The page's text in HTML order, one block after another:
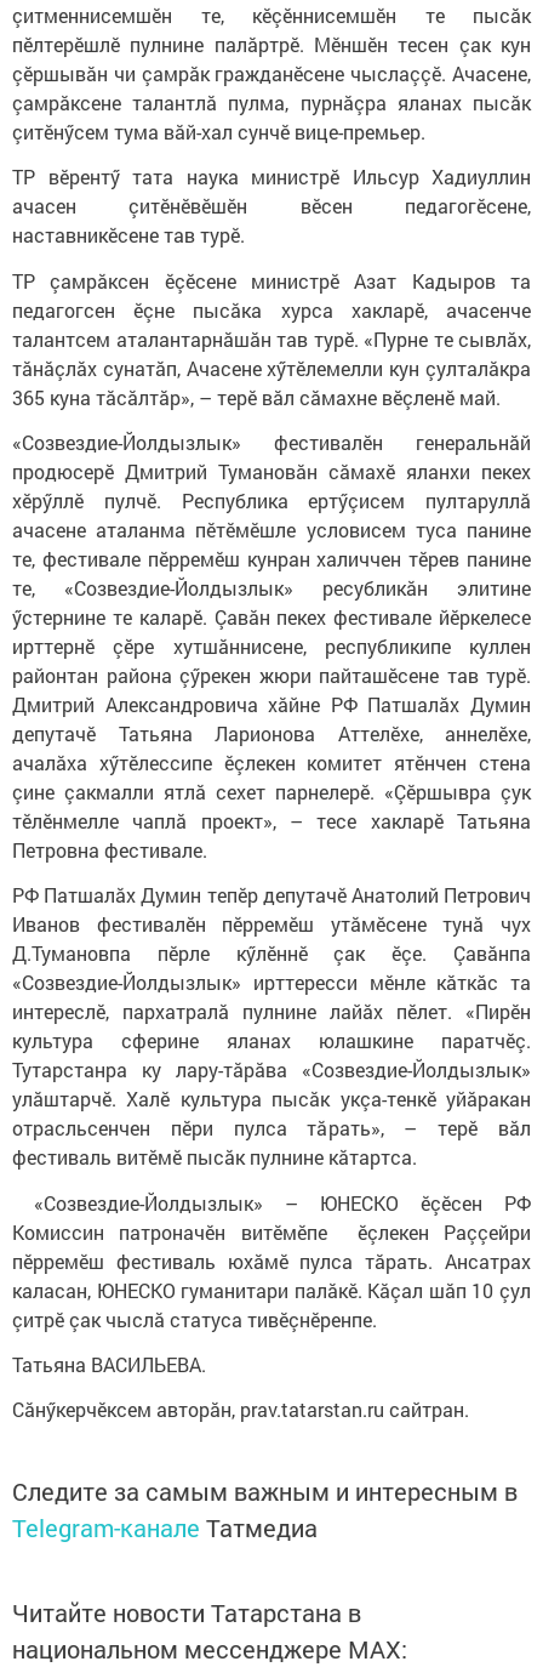
çитменнисемшӗн те, кӗçӗннисемшӗн те пысăк
пӗлтерӗшлӗ пулнине палăртрӗ. Мӗншӗн тесен çак кун
çӗршывăн чи çамрăк гражданӗсене чыслаççӗ. Ачасене,
çамрăксене талантлă пулма, пурнăçра яланах пысăк
çитӗнӳсем тума вăй-хал сунчӗ вице-премьер.
ТР вӗрентӳ тата наука министрӗ Ильсур Хадиуллин
ачасен çитӗнӗвӗшӗн вӗсен педагогӗсене,
наставникӗсене тав турӗ.
ТР çамрăксен ӗçӗсене министрӗ Азат Кадыров та
педагогсен ӗçне пысăка хурса хакларӗ, ачасенче
талантсем аталантарнăшăн тав турӗ. «Пурне те сывлăх,
тăнăçлăх сунатăп, Ачасене хӳтӗлемелли кун çулталăкра
365 куна тăсăлтăр», – терӗ вăл сăмахне вӗçленӗ май.
«Созвездие-Йолдызлык» фестивалӗн генеральнăй
продюсерӗ Дмитрий Тумановăн сăмахӗ яланхи пекех
хӗрӳллӗ пулчӗ. Республика ертӳçисем пултаруллă
ачасене аталанма пӗтӗмӗшле условисем туса панине
те, фестивале пӗрремӗш кунран халиччен тӗрев панине
те, «Созвездие-Йолдызлык» ресубликăн элитине
ӳстернине те каларӗ. Çавăн пекех фестивале йӗркелесе
ирттернӗ çӗре хутшăннисене, республикипе куллен
районтан района çӳрекен жюри пайташӗсене тав турӗ.
Дмитрий Александровича хăйне РФ Патшалăх Думин
депутачӗ Татьяна Ларионова Аттелӗхе, аннелӗхе,
ачалăха хӳтӗлессипе ӗçлекен комитет ятӗнчен стена
çине çакмалли ятлă сехет парнелерӗ. «Çӗршывра çук
тӗлӗнмелле чаплă проект», – тесе хакларӗ Татьяна
Петровна фестивале.
РФ Патшалăх Думин тепӗр депутачӗ Анатолий Петрович
Иванов фестивалӗн пӗрремӗш утăмӗсене тунă чух
Д.Тумановпа пӗрле кӳлӗннӗ çак ӗçе. Çавăнпа
«Созвездие-Йолдызлык» ирттересси мӗнле кăткăс та
интереслӗ, пархатралă пулнине лайăх пӗлет. «Пирӗн
культура сферине яланах юлашкине паратчӗç.
Тутарстанра ку лару-тăрăва «Созвездие-Йолдызлык»
улăштарчӗ. Халӗ культура пысăк укçа-тенкӗ уйăракан
отрасльсенчен пӗри пулса тăрать», – терӗ вăл
фестиваль витӗмӗ пысăк пулнине кăтартса.
«Созвездие-Йолдызлык» – ЮНЕСКО ӗçӗсен РФ
Комиссин патроначӗн витӗмӗпе ӗçлекен Раççейри
пӗрремӗш фестиваль юхăмӗ пулса тăрать. Ансатрах
каласан, ЮНЕСКО гуманитари палăкӗ. Кăçал шăп 10 çул
çитрӗ çак чыслă статуса тивӗçнӗренпе.
Татьяна ВАСИЛЬЕВА.
Сăнӳкерчӗксем авторăн, prav.tatarstan.ru сайтран.
Следите за самым важным и интересным в
Telegram-канале Татмедиа
Читайте новости Татарстана в
национальном мессенджере MАХ: